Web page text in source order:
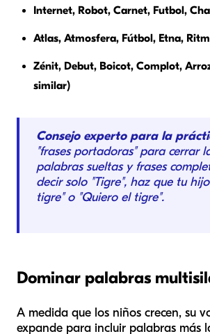
Internet, Robot, Carnet, Futbol,
Atlas, Atmosfera, Fútbol, Etna,
Zénit, Debut, Boicot, Complot,
similar)
Consejo experto para la
"frases portadoras" para cerrar
palabras sueltas y frases
decir solo "Tigre", haz que tu
tigre" o "Quiero el tigre".
Dominar palabras
A medida que los niños crecen, su
expande para incluir palabras más